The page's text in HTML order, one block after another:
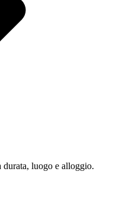
durata, luogo e alloggio.